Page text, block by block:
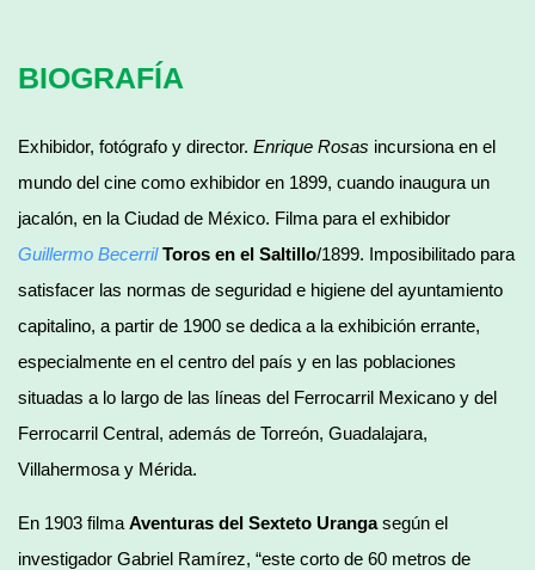
BIOGRAFÍA
Exhibidor, fotógrafo y director. Enrique Rosas incursiona en el
mundo del cine como exhibidor en 1899, cuando inaugura un
jacalón, en la Ciudad de México. Filma para el exhibidor
Guillermo Becerril Toros en el Saltillo/1899. Imposibilitado para
satisfacer las normas de seguridad e higiene del ayuntamiento
capitalino, a partir de 1900 se dedica a la exhibición errante,
especialmente en el centro del país y en las poblaciones
situadas a lo largo de las líneas del Ferrocarril Mexicano y del
Ferrocarril Central, además de Torreón, Guadalajara,
Villahermosa y Mérida.
En 1903 filma Aventuras del Sexteto Urangasegún el
investigador Gabriel Ramírez, “este corto de 60 metros de